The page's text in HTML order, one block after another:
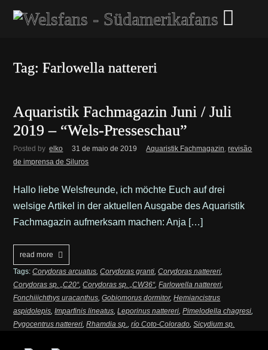
Tag: Farlowella nattereri
Aquaristik Fachmagazin Juni / Juli
2019 – “Wels-Presseschau”
Posted by elko 31 de maio de 2019 Aquaristik Fachmagazin,revisão
de imprensa de Siluros
Hallo liebe Welsfreunde, ich möchte Euch auf drei
welsige Artikel in der aktuellen Ausgabe des Aquaristik
Fachmagazin aufmerksam machen: Anja […]
read more
Tags:Corydoras arcuatus,Corydoras granti,Corydoras nattereri,
Corydoras sp. „C20“,Corydoras sp. „CW36“,Farlowella nattereri,
Fonchiiichthys uracanthus,Gobiomorus dormitor,Hemiancistrus
aspidolepis,Imparfinis lineatus,Leporinus nattereri,Pimelodella chagresi,
Pygocentrus nattereri,Rhamdia sp.,río Coto-Colorado,Sicydium sp.